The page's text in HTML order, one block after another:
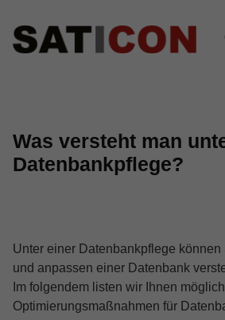
Was versteht man
Datenbankpflege?
Unter einer Datenbankpflege
und anpassen einer Datenbank
Im folgendem listen wir Ihnen
Optimierungsmaßnahmen für